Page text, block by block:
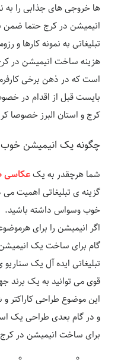
ها خروجی های جذابی را
انیمیشن در کرج حتما
تبلیغاتی به نمونه کارها و
هزینه ساخت انیمیشن در
است که در ذهن برخی
بایست قبل از اقدام در
کرج و استان البرز خصوصا
چگونه یک انیمیشن
شما هرچقدر به یکعکاسی
گزینه ی تبلیغاتی اهمیت
خوب وسواس داشته باشید.
اگر انیمیشن را برای
گام برای ساخت یک
تبلیغاتی ایده آل یک
قوی می توانید به یک برند
این موضوع طراحی
و در گام بعدی طراحی یک
برای ساخت انیمیشن در